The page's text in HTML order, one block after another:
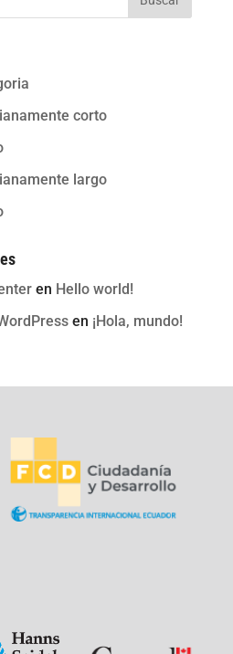
corto
largo
en Hello world!
en ¡Hola, mundo!